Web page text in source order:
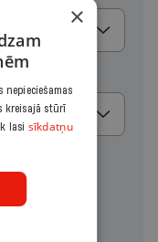
×
nepieciešamas
kreisajā stūrī
lasi sīkdatņu